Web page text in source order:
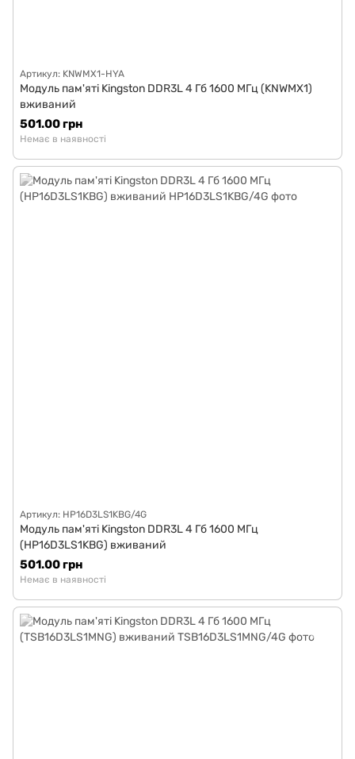
Артикул: KNWMX1-HYA
Модуль пам'яті Kingston DDR3L 4 Гб 1600 МГц (KNWMX1)
вживаний
501.00 грн
Немає в наявності
Артикул: HP16D3LS1KBG/4G
Модуль пам'яті Kingston DDR3L 4 Гб 1600 МГц
(HP16D3LS1KBG) вживаний
501.00 грн
Немає в наявності